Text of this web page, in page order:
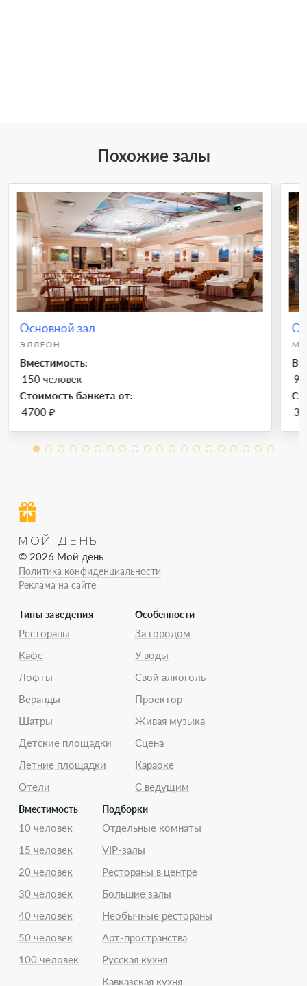
Похожие залы
Основной зал
ЭЛЛЕОН
Вместимость:
150 человек
Стоимость банкета от:
4700 ₽
МОЙ ДЕНЬ
© 2026 Мой день
Политика конфиденциальности
Реклама на сайте
Типы заведения
Рестораны
Кафе
Лофты
Веранды
Шатры
Детские площадки
Летние площадки
Отели
Особенности
За городом
У воды
Свой алкоголь
Проектор
Живая музыка
Сцена
Караоке
С ведущим
Вместимость
10 человек
15 человек
20 человек
30 человек
40 человек
50 человек
100 человек
Подборки
Отдельные комнаты
VIP-залы
Рестораны в центре
Большие залы
Необычные рестораны
Арт-пространства
Русская кухня
Кавказская кухня